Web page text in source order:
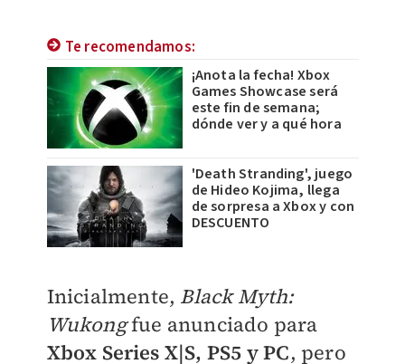
Te recomendamos:
¡Anota la fecha! Xbox
Games Showcase será
este fin de semana;
dónde ver y a qué hora
'Death Stranding', juego
de Hideo Kojima, llega
de sorpresa a Xbox y con
DESCUENTO
Inicialmente, Black Myth:
Wukongfue anunciado para
Xbox Series X|S, PS5 y PC, pero